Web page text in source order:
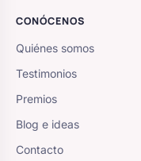
CONÓCENOS
Quiénes somos
Testimonios
Premios
Blog e ideas
Contacto